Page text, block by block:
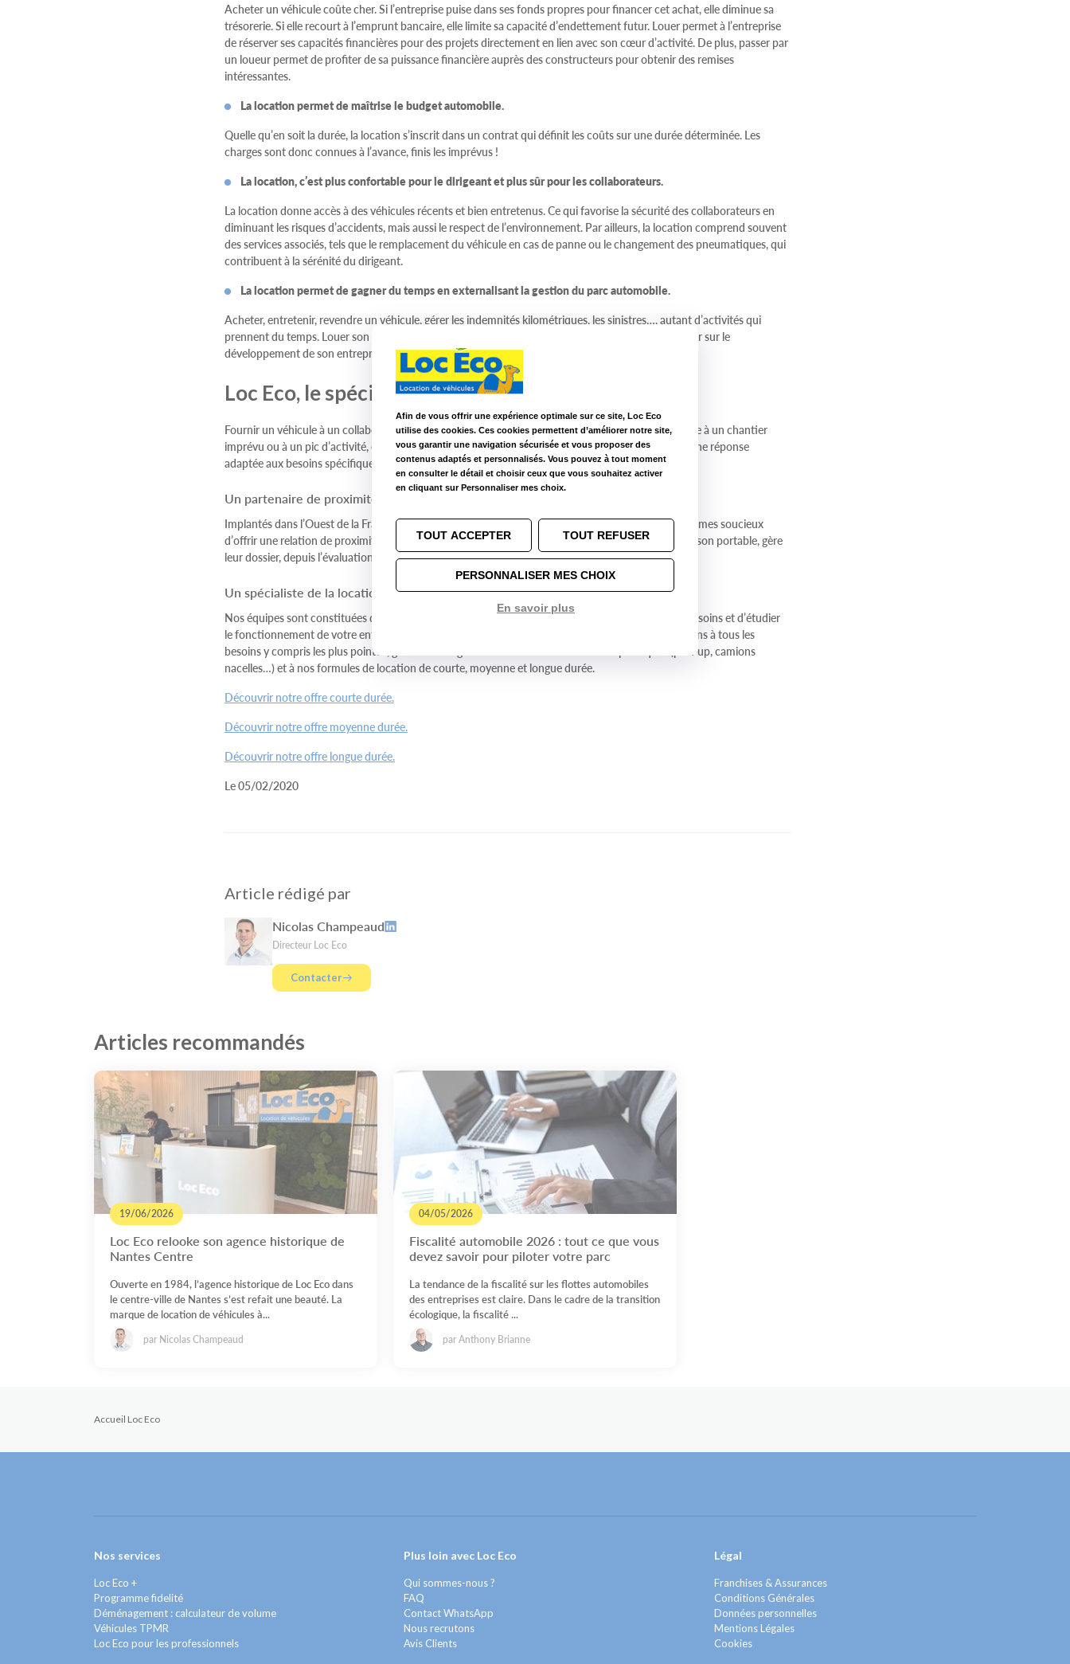
Acheter un véhicule coûte cher. Si l’entreprise puise dans ses fonds propres pour financer cet achat, elle diminue sa
trésorerie. Si elle recourt à l’emprunt bancaire, elle limite sa capacité d’endettement futur. Louer permet à l’entreprise
de réserver ses capacités financières pour des projets directement en lien avec son cœur d’activité. De plus, passer par
un loueur permet de profiter de sa puissance financière auprès des constructeurs pour obtenir des remises
intéressantes.
La location permet de maîtrise le budget automobile.
Quelle qu’en soit la durée, la location s’inscrit dans un contrat qui définit les coûts sur une durée déterminée. Les
charges sont donc connues à l’avance, finis les imprévus !
La location, c’est plus confortable pour le dirigeant et plus sûr pour les collaborateurs.
La location donne accès à des véhicules récents et bien entretenus. Ce qui favorise la sécurité des collaborateurs en
diminuant les risques d’accidents, mais aussi le respect de l’environnement. Par ailleurs, la location comprend souvent
des services associés, tels que le remplacement du véhicule en cas de panne ou le changement des pneumatiques, qui
contribuent à la sérénité du dirigeant.
La location permet de gagner du temps en externalisant la gestion du parc automobile.
Acheter, entretenir, revendre un véhicule, gérer les indemnités kilométriques, les sinistres…, autant d’activités qui
prennent du temps. Louer son parc automobile permet d’externaliser ces tâches et de se concentrer sur le
développement de son entreprise.
Loc Eco, le spécialiste de la location sur-mesure
Fournir un véhicule à un collaborateur en période d’essai, remplacer un véhicule en panne, faire face à un chantier
imprévu ou à un pic d’activité, externaliser totalement la gestion du parc automobile, nous avons une réponse
adaptée aux besoins spécifiques de nos clients : artisans, TPE, PME, ETI…
Un partenaire de proximité
Implantés dans l’Ouest de la France, nous avons une conception « artisanale » de la location et sommes soucieux
d’offrir une relation de proximité à nos clients. Un interlocuteur unique, accessible à l’agence et sur son portable, gère
leur dossier, depuis l’évaluation des besoins jusqu’au suivi du contrat.
Un spécialiste de la location
Nos équipes sont constituées de professionnels de la location, capables de réaliser l’audit de vos besoins et d’étudier
le fonctionnement de votre entreprise, pour vous orienter vers la solution optimale. Nous répondons à tous les
besoins y compris les plus pointus, grâce à notre gamme de véhicules standard et spécifiques (pick-up, camions
nacelles…) et à nos formules de location de courte, moyenne et longue durée.
Découvrir notre offre courte durée.
Découvrir notre offre moyenne durée.
Découvrir notre offre longue durée.
Le 05/02/2020
Article rédigé par
Nicolas Champeaud
Directeur Loc Eco
Contacter
Articles recommandés
19/06/2026
Loc Eco relooke son agence historique de
Nantes Centre
Ouverte en 1984, l’agence historique de Loc Eco dans
le centre-ville de Nantes s’est refait une beauté. La
marque de location de véhicules à...
par Nicolas Champeaud
04/05/2026
Fiscalité automobile 2026 : tout ce que vous
devez savoir pour piloter votre parc
La tendance de la fiscalité sur les flottes automobiles
des entreprises est claire. Dans le cadre de la transition
écologique, la fiscalité ...
par Anthony Brianne
Accueil Loc Eco
Nos services
Loc Eco +
Programme fidelité
Déménagement : calculateur de volume
Véhicules TPMR
Loc Eco pour les professionnels
Plus loin avec Loc Eco
Qui sommes-nous ?
FAQ
Contact WhatsApp
Nous recrutons
Avis Clients
Légal
Franchises & Assurances
Conditions Générales
Données personnelles
Mentions Légales
Cookies
Afin de vous offrir une expérience optimale sur ce site, Loc Eco
utilise des cookies. Ces cookies permettent d’améliorer notre site,
vous garantir une navigation sécurisée et vous proposer des
contenus adaptés et personnalisés. Vous pouvez à tout moment
en consulter le détail et choisir ceux que vous souhaitez activer
en cliquant sur Personnaliser mes choix.
TOUT ACCEPTER TOUT REFUSER
PERSONNALISER MES CHOIX
En savoir plus